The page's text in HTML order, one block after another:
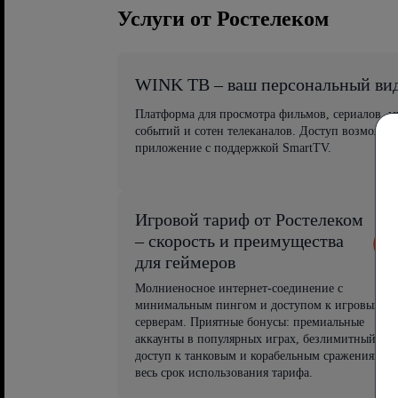
Услуги от Ростелеком
WINK ТВ – ваш персональный
Платформа для просмотра фильмов, сериалов,
событий и сотен телеканалов. Доступ возможен
приложение с поддержкой SmartTV.
Игровой тариф от Ростелеком
– скорость и преимущества
для геймеров
Молниеносное интернет-соединение с
минимальным пингом и доступом к игровым
серверам. Приятные бонусы: премиальные
аккаунты в популярных играх, безлимитный
доступ к танковым и корабельным сражениям на
весь срок использования тарифа.